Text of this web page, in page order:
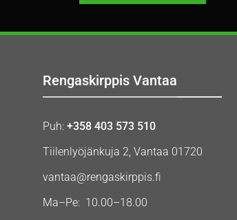
Rengaskirppis Vantaa
Puh: +358 403 573 510
Tiilenlyöjänkuja 2, Vantaa 01720
vantaa@rengaskirppis.fi
Ma–Pe: 10.00–18.00